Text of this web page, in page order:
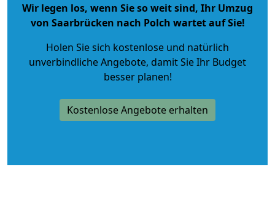
Wir legen los, wenn Sie so weit sind, Ihr Umzug
von Saarbrücken nach Polch wartet auf Sie!
Holen Sie sich kostenlose und natürlich
unverbindliche Angebote, damit Sie Ihr Budget
besser planen!
Kostenlose Angebote erhalten